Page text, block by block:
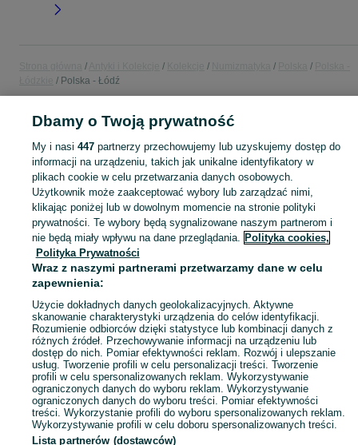
Polska - Łódź
POLSKA » ŁÓDZKIE » ŁÓDŹ
KATEGORIA
Skorzystaj z największego serwisu ogłoszeniowego - Łódź i okolice! - kupuj lub sprzedawaj jeszcze wygodniej w kategorii Polska! Zobacz
Mapa kategorii
Mapa miejscowości
Mapa ministron
Popularne wyszukiwania
Dbamy o Twoją prywatność
My i nasi 447partnerzy przechowujemy lub uzyskujemy dostęp do
informacji na urządzeniu, takich jak unikalne identyfikatory w
plikach cookie w celu przetwarzania danych osobowych.
Użytkownik może zaakceptować wybory lub zarządzać nimi,
klikając poniżej lub w dowolnym momencie na stronie polityki
prywatności. Te wybory będą sygnalizowane naszym partnerom i
nie będą miały wpływu na dane przeglądania. Polityka cookies,
Polityka Prywatności
Wraz z naszymi partnerami przetwarzamy dane w celu
zapewnienia:
Użycie dokładnych danych geolokalizacyjnych. Aktywne
skanowanie charakterystyki urządzenia do celów identyfikacji.
Rozumienie odbiorców dzięki statystyce lub kombinacji danych z
różnych źródeł. Przechowywanie informacji na urządzeniu lub
dostęp do nich. Pomiar efektywności reklam. Rozwój i ulepszanie
usług. Tworzenie profili w celu personalizacji treści. Tworzenie
profili w celu spersonalizowanych reklam. Wykorzystywanie
ograniczonych danych do wyboru reklam. Wykorzystywanie
ograniczonych danych do wyboru treści. Pomiar efektywności
treści. Wykorzystanie profili do wyboru spersonalizowanych reklam.
Wykorzystywanie profili w celu doboru spersonalizowanych treści.
Lista partnerów (dostawców)